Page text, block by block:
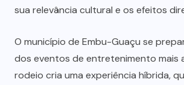
sua relevância cultural e os efeitos
O município de Embu-Guaçu se
dos eventos de entretenimento mais
rodeio cria uma experiência híbrida,